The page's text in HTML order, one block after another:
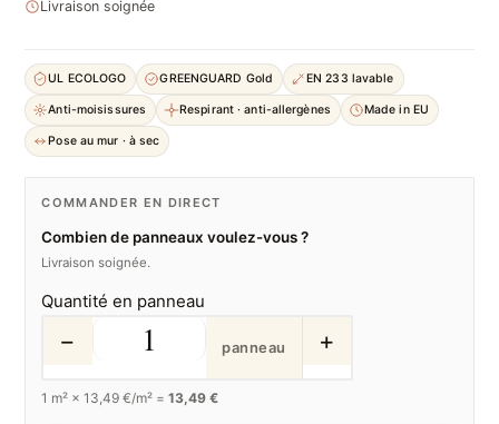
Livraison soignée
UL ECOLOGO GREENGUARD Gold EN 233 lavable
Anti-moisissures Respirant · anti-allergènes Made in EU
Pose au mur · à sec
COMMANDER EN DIRECT
Combien de panneaux voulez-vous ?
Livraison soignée.
Quantité en panneau
− panneau +
1 m² ×13,49 €/m² =13,49 €